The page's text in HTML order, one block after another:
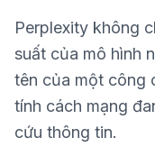
Perplexity không
suất của mô hình
tên của một công
tính cách mạng
cứu thông tin.